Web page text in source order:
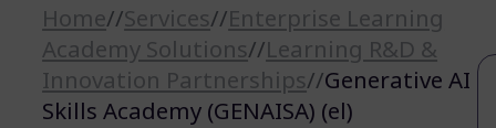
Home//Services//Enterprise Learning
Academy Solutions//Learning R&D &
Innovation Partnerships//Generative AI
Skills Academy (GENAISA) (el)